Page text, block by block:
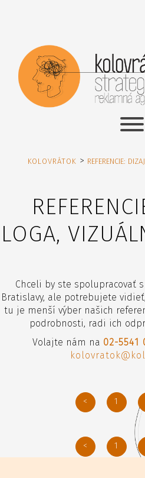
KOLOVRÁTOK > REFERENCIE:
LOGA,
Chceli by ste spolupracovať
Bratislavy, ale potrebujete
tu je menší výber našich
podrobnosti, radi ich
Volajte nám na 02-5541
< 1
< 1